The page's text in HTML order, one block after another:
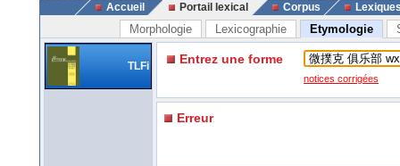
Accueil Portail lexical Corpus
Morphologie Lexicographie Etymologie
TLFi Entrez une forme
notices corrigées
Erreur